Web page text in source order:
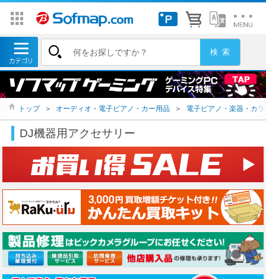
トップ ＞ オーディオ・電子ピアノ・カー用品 ＞ 電子ピアノ・楽器・カ
DJ機器用アクセサリー